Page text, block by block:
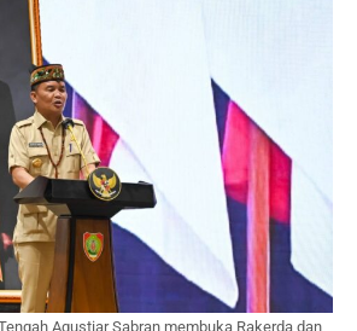
Agustiar Sabran membuka Rakerda dan